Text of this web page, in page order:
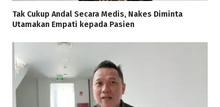
Tak Cukup Andal Secara Medis, Nakes Diminta
Utamakan Empati kepada Pasien